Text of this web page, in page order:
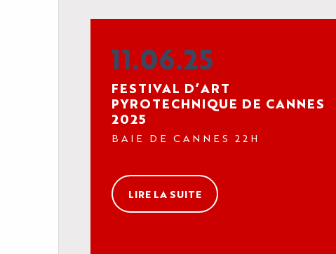
11.06.25
FESTIVAL D’ART
PYROTECHNIQUE DE CANNES
2025
BAIE DE CANNES 22H
LIRE LA SUITE